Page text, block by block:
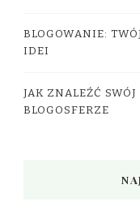
BLOGOWANIE:
IDEI
JAK ZNALEŹĆ
BLOGOSFERZE